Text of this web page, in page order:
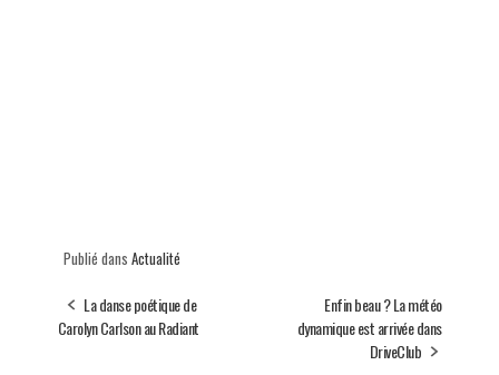
Publié dans Actualité
La danse poétique de
Carolyn Carlson au Radiant
Enfin beau ? La météo
dynamique est arrivée dans
DriveClub